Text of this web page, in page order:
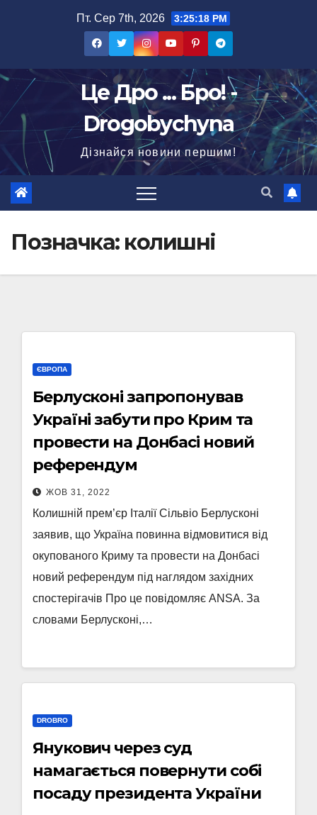
Пт. Сер 7th, 2026 3:25:19 PM
Це Дро ... Бро! -
Drogobychyna
Дізнайся новини першим!
Позначка: колишні
ЄВРОПА
Берлусконі запропонував
Україні забути про Крим та
провести на Донбасі новий
референдум
ЖОВ 31, 2022
Колишній прем’єр Італії Сільвіо Берлусконі
заявив, що Україна повинна відмовитися від
окупованого Криму та провести на Донбасі
новий референдум під наглядом західних
спостерігачів Про це повідомляє ANSA. За
словами Берлусконі,…
DROBRO
Янукович через суд
намагається повернути собі
посаду президента України